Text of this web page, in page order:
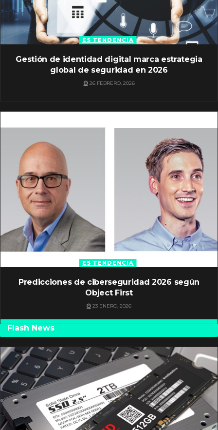
ES TENDENCIA
Gestión de identidad digital marca estrategia
global de seguridad en 2026
26 FEBRERO, 2026
ES TENDENCIA
Predicciones de ciberseguridad 2026 según
Object First
23 ENERO, 2026
Flash News